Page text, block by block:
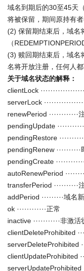
域名到期后的30至45天
将被保留，期间原持有者
(2) 保留期结束后，域名
（
(3) 赎回期结束后，域名
名将开放注册，任何人都
关于域名状态的解释：
clientLock
serverLock
renewPeriod
pendingUpdate
pendingRestore
pendingRenew
pendingCreate
autoRenewPeriod
transferPeriod
addPeriod ·········域名
ok ············正常
inactive ···········非激
clientDeleteProhibited
serverDeleteProhibited
clientUpdateProhibited
serverUpdateProhibited